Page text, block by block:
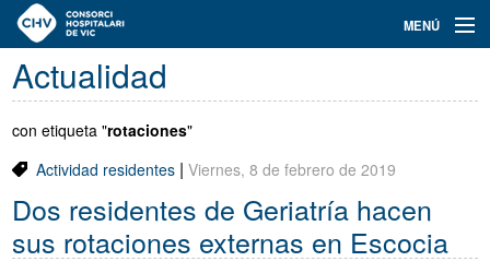
Navegación
principal
MENÚ
Actualidad
Conoce el Consorci
Especialidades
Oferta de plazas
Actualidad
con etiqueta "rotaciones"
Actividad residentes| Viernes, 8 de febrero de 2019
Dos residentes de Geriatría hacen
sus rotaciones externas en Escocia